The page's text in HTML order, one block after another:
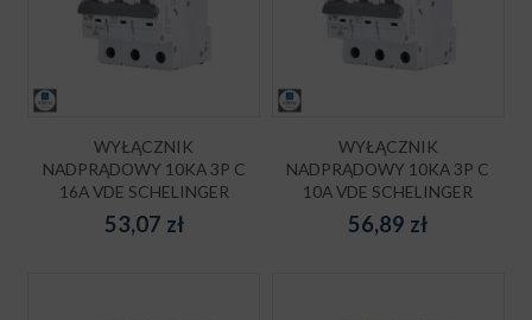
WYŁĄCZNIK
NADPRĄDOWY 10KA 3P C
16A VDE SCHELINGER
53,07 zł
WYŁĄCZNIK
NADPRĄDOWY 10KA 3P C
10A VDE SCHELINGER
56,89 zł